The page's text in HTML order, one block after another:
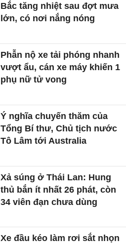
Bắc tăng nhiệt sau đợt mưa
lớn, có nơi nắng nóng
Phẫn nộ xe tải phóng nhanh
vượt ẩu, cán xe máy khiến 1
phụ nữ tử vong
Ý nghĩa chuyến thăm của
Tổng Bí thư, Chủ tịch nước
Tô Lâm tới Australia
Xả súng ở Thái Lan: Hung
thủ bắn ít nhất 26 phát, còn
34 viên đạn chưa dùng
Xe đầu kéo làm rơi sắt nhọn